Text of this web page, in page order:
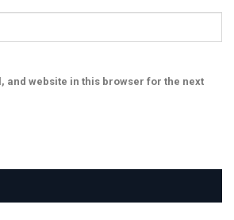
and website in this browser for the next